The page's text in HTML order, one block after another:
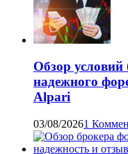
Обзор
надежного
Alpari
03/08/20261